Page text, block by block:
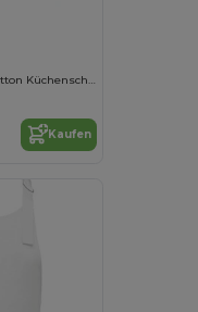
Kariban Herren Polycotton Küchenschürze mit Taschen
Kaufen